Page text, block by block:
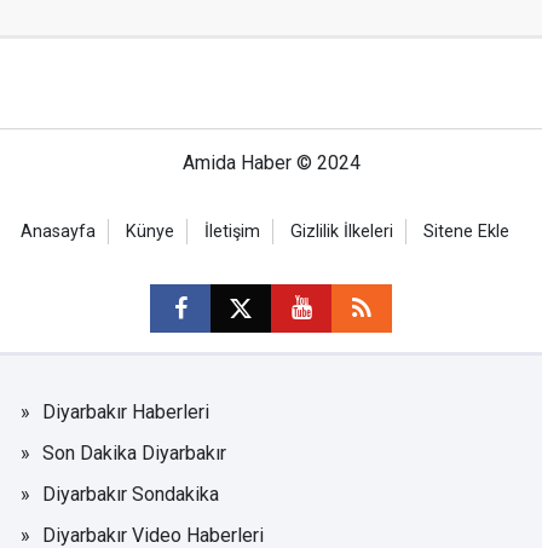
Amida Haber © 2024
Anasayfa Künye İletişim Gizlilik İlkeleri Sitene Ekle
Diyarbakır Haberleri
Son Dakika Diyarbakır
Diyarbakır Sondakika
Diyarbakır Video Haberleri